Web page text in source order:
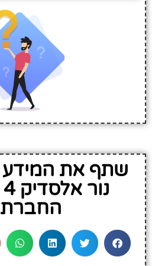
שתף את המידע